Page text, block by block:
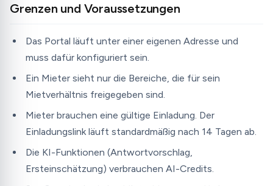
Grenzen und Voraussetzungen
Das Portal läuft unter einer eigenen Adresse und
muss dafür konfiguriert sein.
Ein Mieter sieht nur die Bereiche, die für sein
Mietverhältnis freigegeben sind.
Mieter brauchen eine gültige Einladung. Der
Einladungslink läuft standardmäßig nach 14 Tagen ab.
Die KI-Funktionen (Antwortvorschlag,
Ersteinschätzung) verbrauchen AI-Credits.